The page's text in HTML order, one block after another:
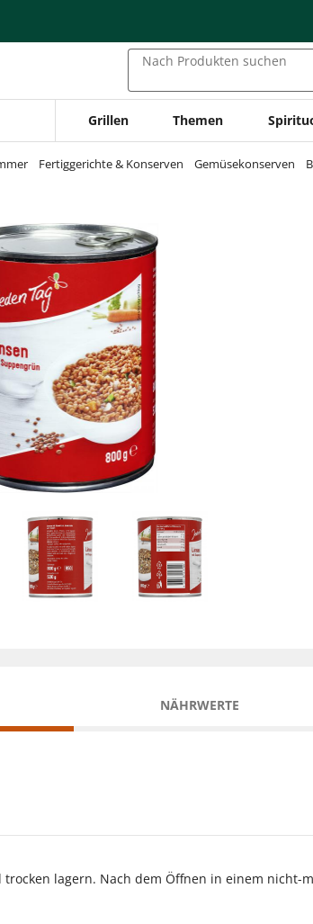
Nach Produkten suchen
Grillen Themen
Fertiggerichte & Konserven Gemüsekonserven
NÄHRWERTE
trocken lagern. Nach dem Öffnen in einem